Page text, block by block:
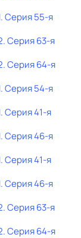
. Серия 55-я
. Серия 63-я
. Серия 64-я
. Серия 54-я
. Серия 41-я
. Серия 46-я
. Серия 41-я
. Серия 46-я
. Серия 63-я
. Серия 64-я